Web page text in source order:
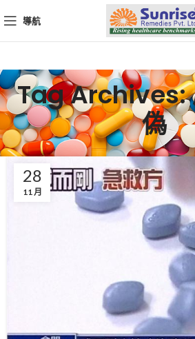
導航
Tag Archives:
偽
28
11 月